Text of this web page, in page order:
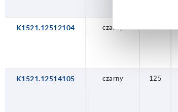
K1521.12512104 czarny 125
K1521.12514105 czarny 125